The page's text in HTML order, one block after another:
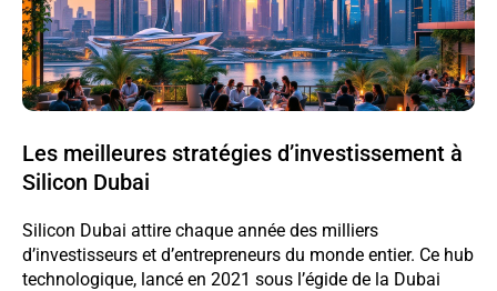
Les meilleures stratégies d’investissement à
Silicon Dubai
Silicon Dubai attire chaque année des milliers
d’investisseurs et d’entrepreneurs du monde entier. Ce hub
technologique, lancé en 2021 sous l’égide de la Dubai